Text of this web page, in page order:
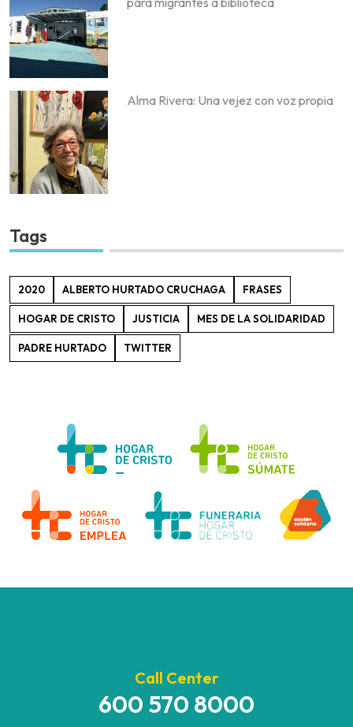
Alma Rivera: Una vejez con voz propia
Tags
2020 ALBERTO HURTADO CRUCHAGA FRASES
HOGAR DE CRISTO JUSTICIA MES DE LA SOLIDARIDAD
PADRE HURTADO TWITTER
Call Center
600 570 8000